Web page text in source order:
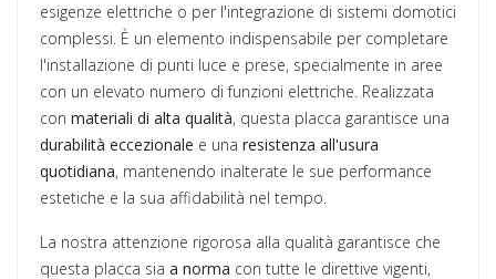
esigenze elettriche o per l'integrazione di sistemi domotici
complessi. È un elemento indispensabile per completare
l'installazione di punti luce e prese, specialmente in aree
con un elevato numero di funzioni elettriche. Realizzata
con materiali di alta qualità, questa placca garantisce una
durabilità eccezionale e una resistenza all'usura
quotidiana, mantenendo inalterate le sue performance
estetiche e la sua affidabilità nel tempo.
La nostra attenzione rigorosa alla qualità garantisce che
questa placca sia a norma con tutte le direttive vigenti,